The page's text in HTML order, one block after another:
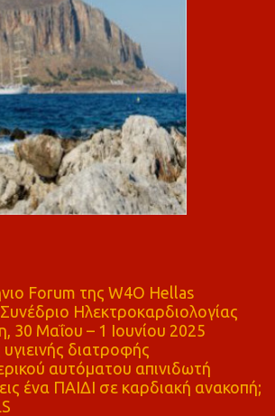
Forum της W4O Hellas
Ηλεκτροκαρδιολογίας
30 Μαΐου – 1 Ιουνίου 2025
διατροφής
αυτόματου απινιδωτή
ένα ΠΑΙΔΙ σε καρδιακή ανακοπή;